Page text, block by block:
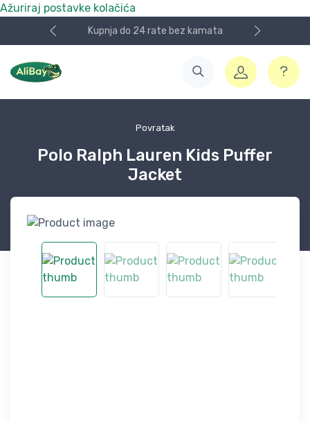
Ažuriraj postavke kolačića
Nismo više e.Bay.hr. Postali smo AliBay!
Povratak
Polo Ralph Lauren Kids Puffer
Jacket